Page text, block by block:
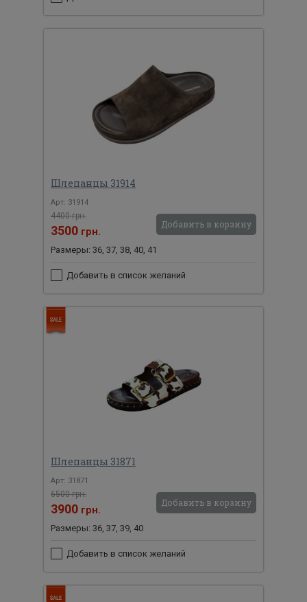
Шлепанцы 31914
Арт: 31914
4400 грн.
3500 грн.
Добавить в корзину
Размеры: 36, 37, 38, 40, 41
Добавить в список желаний
Шлепанцы 31871
Арт: 31871
6500 грн.
3900 грн.
Добавить в корзину
Размеры: 36, 37, 39, 40
Добавить в список желаний